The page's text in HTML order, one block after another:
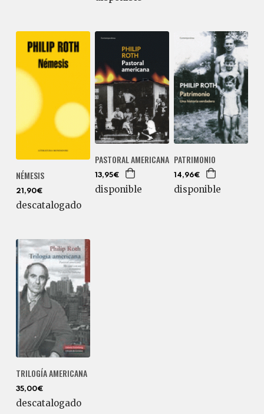
NÉMESIS
21,90€
descatalogado
PASTORAL AMERICANA
13,95€
disponible
PATRIMONIO
14,96€
disponible
TRILOGÍA AMERICANA
35,00€
descatalogado